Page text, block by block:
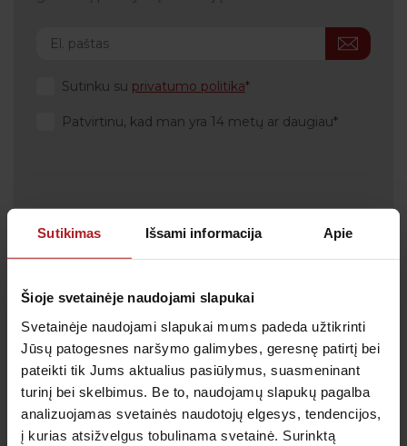
Sutikimas Išsami informacija Apie
Šioje svetainėje naudojami slapukai
Svetainėje naudojami slapukai mums padeda užtikrinti
Jūsų patogesnes naršymo galimybes, geresnę patirtį bei
pateikti tik Jums aktualius pasiūlymus, suasmeninant
turinį bei skelbimus. Be to, naudojamų slapukų pagalba
analizuojamas svetainės naudotojų elgesys, tendencijos,
į kurias atsižvelgus tobulinama svetainė. Surinktą
Sutinku su privatumo politika
Patvirtinu, kad man yra 14 metų ar daugiau
Klientų aptarnavimas
Tel.:+370 700 55 511
apmokestinami pagal Jūsų ryšio operatoriaus
taikomą tarifą.
El. paštas:pagalba@anteja.lt
Darbo laikas:
I-V 7:00 – 19:00